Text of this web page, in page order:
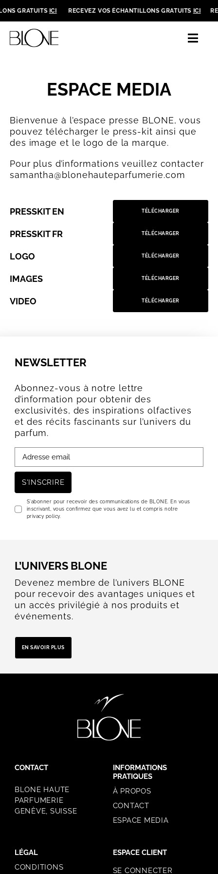
content
GRATUITSICI RECEVEZ VOS ÉCHANTILLONS GRATUITSICI
NOS PARFUMS
À PROPOS
PANIER
ESPACE MEDIA
Bienvenue à l’espace presse BLONE, vous
pouvez télécharger le press-kit ainsi que
des image et le logo de la marque.
Pour plus d’informations veuillez contacter
samantha@blonehauteparfumerie.com
PRESSKIT EN TÉLÉCHARGER
PRESSKIT FR TÉLÉCHARGER
LOGO TÉLÉCHARGER
IMAGES TÉLÉCHARGER
VIDEO TÉLÉCHARGER
NEWSLETTER
Abonnez-vous à notre lettre
d’information pour obtenir des
exclusivités, des inspirations olfactives
et des récits fascinants sur l’univers du
parfum.
S'INSCRIRE
S'abonner pour recevoir des communications de BLONE. En vous
inscrivant, vous confirmez que vous avez lu et compris notre
privacy policy.
L’UNIVERS BLONE
Devenez membre de l’univers BLONE
pour recevoir des avantages uniques et
un accès privilégié à nos produits et
événements.
EN SAVOIR PLUS
CONTACT
BLONE HAUTE
PARFUMERIE
GENÈVE, SUISSE
INFORMATIONS
PRATIQUES
À PROPOS
CONTACT
ESPACE MEDIA
LÉGAL
CONDITIONS
ESPACE CLIENT
SE CONNECTER